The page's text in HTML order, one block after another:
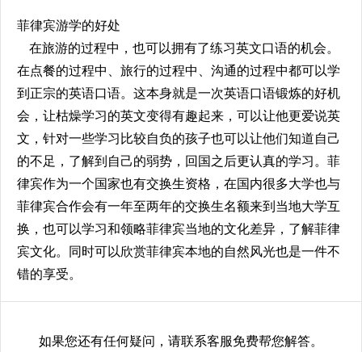
菲律宾游学的好处
在旅游的过程中，也可以拥有了练习英文口语的机会。
在点餐的过程中、旅行的过程中、沟通的过程中都可以学
到正宗的英语口语。这本身就是一次英语口语锻炼的好机
会，让枯燥学习的英文变得有趣起来，可以让他更爱说英
文，针对一些学习比较自负的孩子也可以让他们知道自己
的不足，了解到自己的弱势，回国之后更认真的学习。菲
律宾作为一个国家也有交换生资格，在国内很多大学也与
菲律宾合作会有一年至两年的交换生名额来到当地大学互
换，也可以学习和领略菲律宾当地的文化差异，了解菲律
宾文化。同时可以欣赏菲律宾本地的自然风光也是一件不
错的享受。
如果您还有任何疑问，请联系客服免费帮您解答。